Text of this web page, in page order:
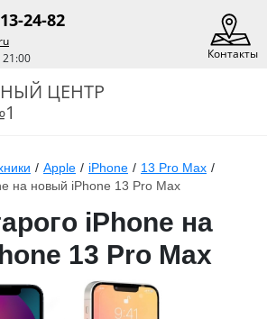
24-82
21:00
Контакты
ЦЕНТР
/ Apple / iPhone / 13 Pro Max /
на новый iPhone 13 Pro Max
iPhone на
13 Pro Max